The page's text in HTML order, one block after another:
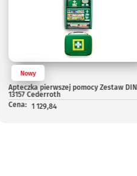
Nowy
Apteczka pierwszej pomocy Zestaw DIN
13157 Cederroth
Cena: 1 129,84